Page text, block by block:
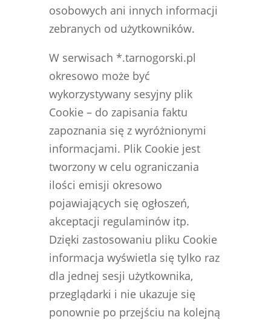
osobowych ani innych informacji
zebranych od użytkowników.
W serwisach *.tarnogorski.pl
okresowo może być
wykorzystywany sesyjny plik
Cookie – do zapisania faktu
zapoznania się z wyróżnionymi
informacjami. Plik Cookie jest
tworzony w celu ograniczania
ilości emisji okresowo
pojawiających się ogłoszeń,
akceptacji regulaminów itp.
Dzięki zastosowaniu pliku Cookie
informacja wyświetla się tylko raz
dla jednej sesji użytkownika,
przeglądarki i nie ukazuje się
ponownie po przejściu na kolejną